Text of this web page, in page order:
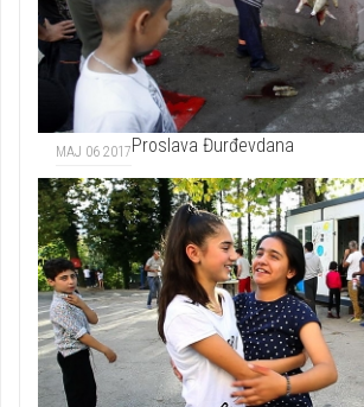
MAJ 06 2017Proslava Đurđevdana